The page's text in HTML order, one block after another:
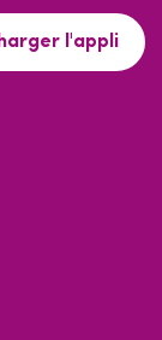
l'appli